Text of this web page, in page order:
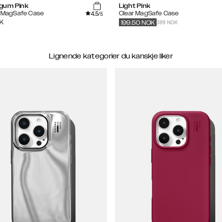
Pink
Case
4.5/5
Light Pink
Clear MagSafe Case
399 NOK
199.50 NOK
Lignende kategorier du kanskje liker